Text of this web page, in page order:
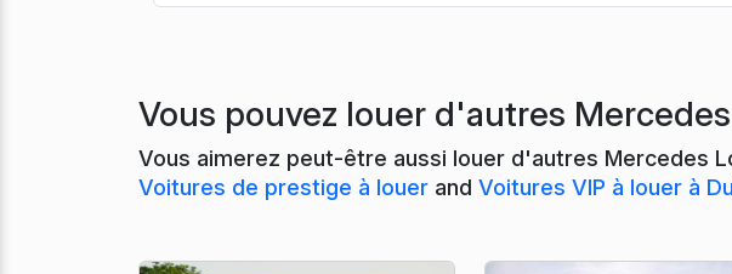
Vous pouvez louer d'autres
Vous aimerez peut-être aussi louer d'autres Mercedes
Voitures de prestige à louer and Voitures VIP à louer à